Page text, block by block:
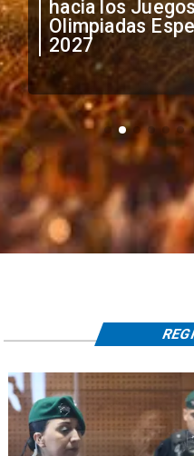
hacia los
Olimpiadas
2027